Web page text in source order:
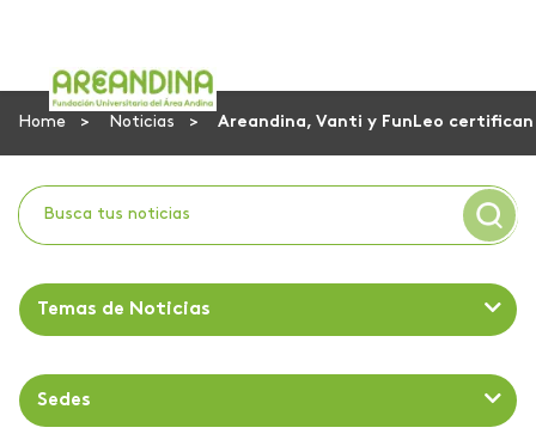
Home Noticias Areandina, Vanti y FunLeo
Temas de Noticias
Sedes